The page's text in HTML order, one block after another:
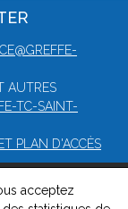
AUTRES
TC-SAINT-
PLAN D'ACCÈS
de Saint-Pierre -
acceptez